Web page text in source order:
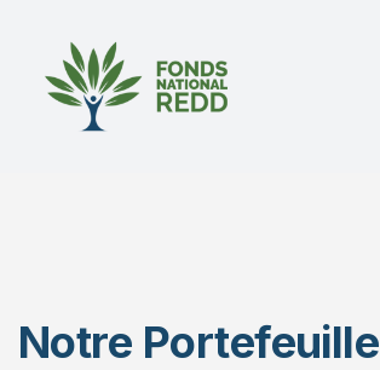
Notre Portefeuille